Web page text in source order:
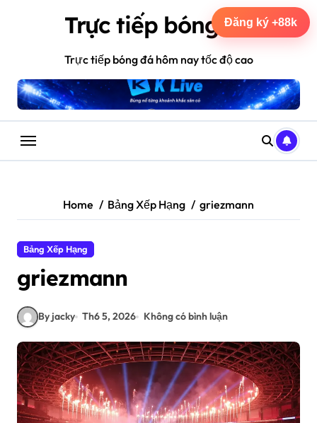
Trực tiếp bóng đá
Trực tiếp bóng đá hôm nay tốc độ cao
Home Bảng Xếp Hạng griezmann
Bảng Xếp Hạng
griezmann
By jacky Th6 5, 2026 Không có bình luận
Đăng ký +88k